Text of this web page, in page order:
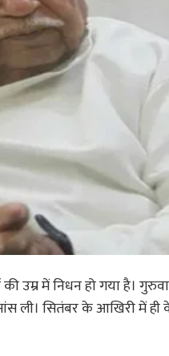
उम्र में निधन हो गया है।
ली। सितंबर के आखिरी में